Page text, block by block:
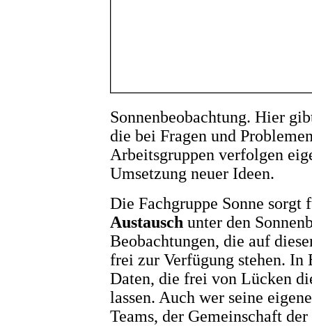
Sonnenbeobachtung. Hier
die bei Fragen und
Arbeitsgruppen verfolgen
Umsetzung neuer Ideen.
Die Fachgruppe Sonne sorgt
Austausch unter den
Beobachtungen, die auf
frei zur Verfügung stehen. In
Daten, die frei von Lücken
lassen. Auch wer seine
Teams, der Gemeinschaft